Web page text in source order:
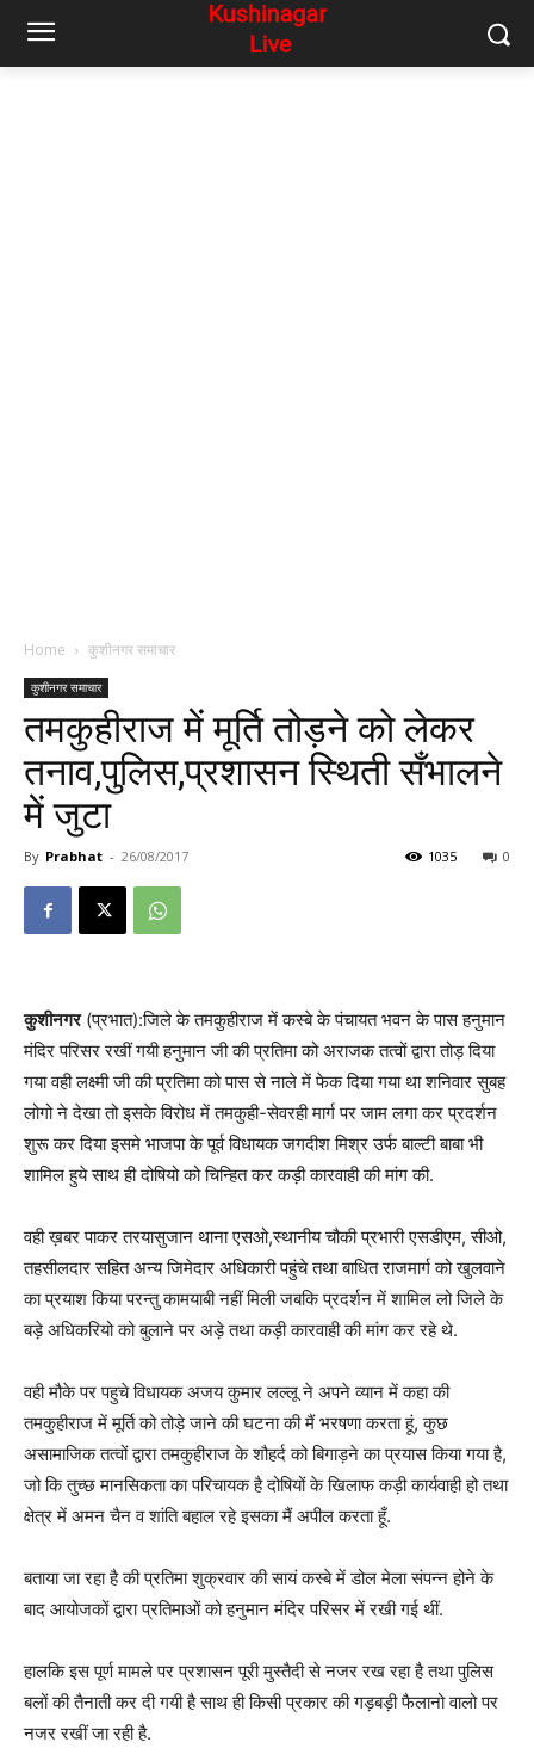
Home कुशीनगर समाचार
कुशीनगर समाचार
तमकुहीराज में मूर्ति तोड़ने को लेकर
तनाव,पुलिस,प्रशासन स्थिती सँभालने
में जुटा
By Prabhat - 26/08/2017 0
1035
कुशीनगर(प्रभात):जिले के तमकुहीराज में कस्बे के पंचायत भवन के पास हनुमान
मंदिर परिसर रखीं गयी हनुमान जी की प्रतिमा को अराजक तत्वों द्वारा तोड़ दिया
गया वही लक्ष्मी जी की प्रतिमा को पास से नाले में फेक दिया गया था शनिवार सुबह
लोगो ने देखा तो इसके विरोध में तमकुही-सेवरही मार्ग पर जाम लगा कर प्रदर्शन
शुरू कर दिया इसमे भाजपा के पूर्व विधायक जगदीश मिश्र उर्फ बाल्टी बाबा भी
शामिल हुये साथ ही दोषियो को चिन्हित कर कड़ी कारवाही की मांग की.
वही ख़बर पाकर तरयासुजान थाना एसओ,स्थानीय चौकी प्रभारी एसडीएम, सीओ,
तहसीलदार सहित अन्य जिमेदार अधिकारी पहुंचे तथा बाधित राजमार्ग को खुलवाने
का प्रयाश किया परन्तु कामयाबी नहीं मिली जबकि प्रदर्शन में शामिल लो जिले के
बड़े अधिकरियो को बुलाने पर अड़े तथा कड़ी कारवाही की मांग कर रहे थे.
वही मौके पर पहुचे विधायक अजय कुमार लल्लू ने अपने व्यान में कहा की
तमकुहीराज में मूर्ति को तोड़े जाने की घटना की मैं भरषणा करता हूं, कुछ
असामाजिक तत्वों द्वारा तमकुहीराज के शौहर्द को बिगाड़ने का प्रयास किया गया है,
जो कि तुच्छ मानसिकता का परिचायक है दोषियों के खिलाफ कड़ी कार्यवाही हो तथा
क्षेत्र में अमन चैन व शांति बहाल रहे इसका मैं अपील करता हूँ.
बताया जा रहा है की प्रतिमा शुक्रवार की सायं कस्बे में डोल मेला संपन्न होने के
बाद आयोजकों द्वारा प्रतिमाओं को हनुमान मंदिर परिसर में रखी गई थीं.
हालकि इस पूर्ण मामले पर प्रशासन पूरी मुस्तैदी से नजर रख रहा है तथा पुलिस
बलों की तैनाती कर दी गयी है साथ ही किसी प्रकार की गड़बड़ी फैलानो वालो पर
नजर रखीं जा रही है.